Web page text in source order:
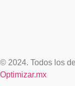
© 2024. Todos los
Optimizar.mx